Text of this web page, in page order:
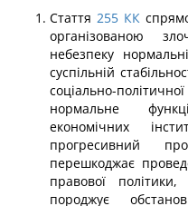
Стаття 255 КК
організованою
небезпеку
суспільній
соціально-
нормальне
економічних
прогресивний
перешкоджає
правової
породжує